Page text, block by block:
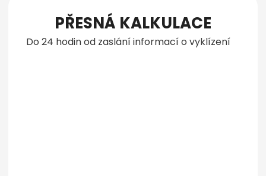
PŘESNÁ KALKULACE
Do 24 hodin od zaslání informací o vyklízení